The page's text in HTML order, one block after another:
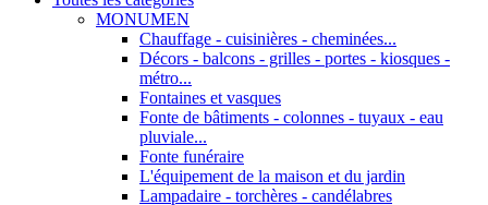
MONUMEN
Chauffage - cuisinières - cheminées...
Décors - balcons - grilles - portes - kiosques -
métro...
Fontaines et vasques
Fonte de bâtiments - colonnes - tuyaux - eau
pluviale...
Fonte funéraire
L'équipement de la maison et du jardin
Lampadaire - torchères - candélabres